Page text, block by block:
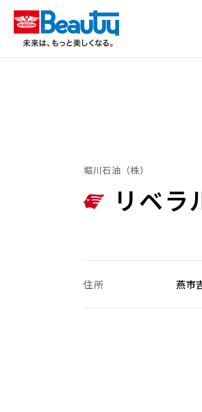
堀川石油（株）
リベラ
住所 燕市